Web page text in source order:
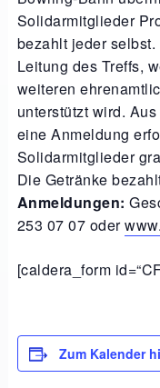
Solidarmitglieder
bezahlt jeder selbst.
Leitung des Treffs,
weiteren
unterstützt wird.
eine Anmeldung
Solidarmitglieder
Die Getränke
Anmeldungen:
253 07 07 oder
[caldera_form
Zum Kalender